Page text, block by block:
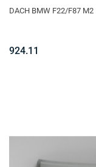
DACH BMW F22/F87 M2
924.11